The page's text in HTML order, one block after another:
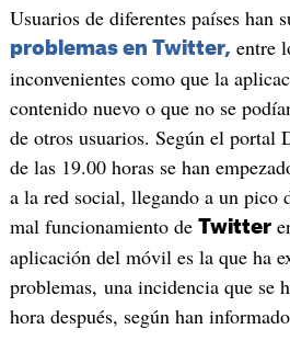
Usuarios de diferentes países han
problemas en Twitter, entre
inconvenientes como que la
contenido nuevo o que no se
de otros usuarios. Según el portal
de las 19.00 horas se han
a la red social, llegando a un pico
mal funcionamiento de Twitter
aplicación del móvil es la que ha
problemas, una incidencia que se
hora después, según han